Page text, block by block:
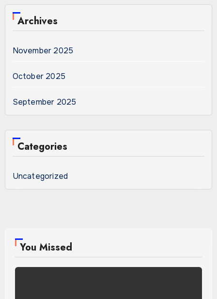
Archives
November 2025
October 2025
September 2025
Categories
Uncategorized
You Missed